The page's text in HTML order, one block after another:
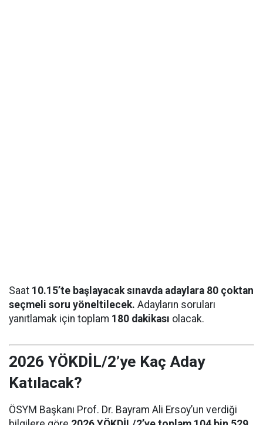
Saat 10.15’te başlayacak sınavda adaylara 80 çoktan
seçmeli soru yöneltilecek. Adayların soruları
yanıtlamak için toplam 180 dakikası olacak.
2026 YÖKDİL/2’ye Kaç Aday
Katılacak?
ÖSYM Başkanı Prof. Dr. Bayram Ali Ersoy’un verdiği